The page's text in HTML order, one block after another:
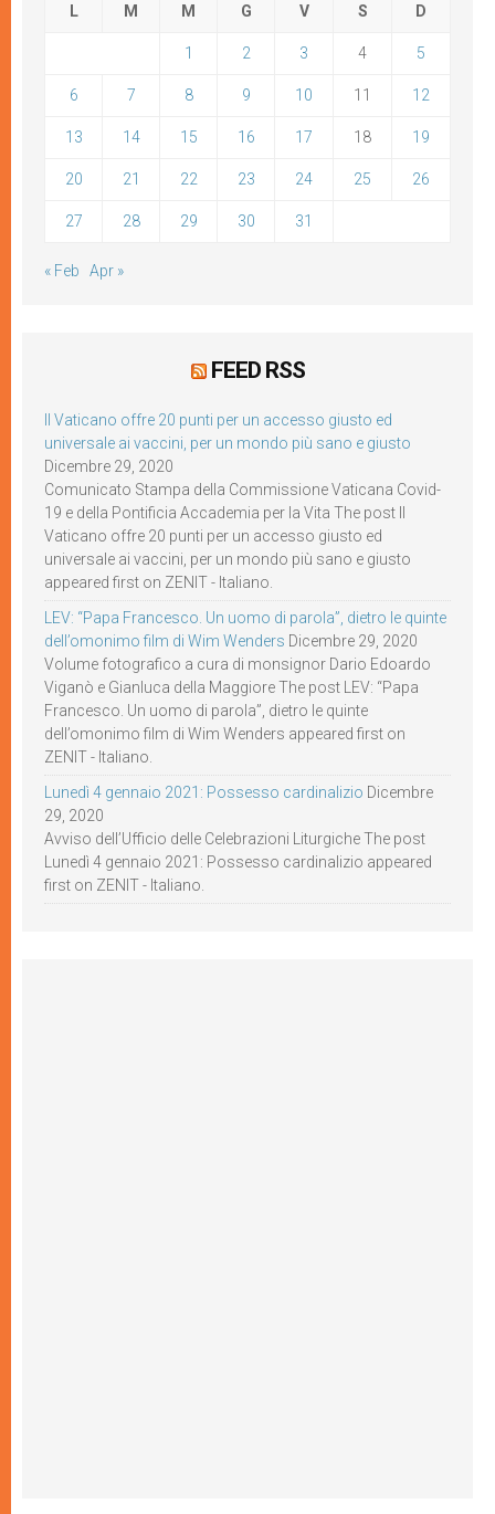
L M M G V S D
1 2 3 4 5
6 7 8 9 10 11 12
13 14 15 16 17 18 19
20 21 22 23 24 25 26
27 28 29 30 31
« Feb Apr »
FEED RSS
Il Vaticano offre 20 punti per un accesso giusto ed
universale ai vaccini, per un mondo più sano e giusto
Dicembre 29, 2020
Comunicato Stampa della Commissione Vaticana Covid-
19 e della Pontificia Accademia per la Vita The post Il
Vaticano offre 20 punti per un accesso giusto ed
universale ai vaccini, per un mondo più sano e giusto
appeared first on ZENIT - Italiano.
LEV: “Papa Francesco. Un uomo di parola”, dietro le quinte
dell’omonimo film di Wim Wenders Dicembre 29, 2020
Volume fotografico a cura di monsignor Dario Edoardo
Viganò e Gianluca della Maggiore The post LEV: “Papa
Francesco. Un uomo di parola”, dietro le quinte
dell’omonimo film di Wim Wenders appeared first on
ZENIT - Italiano.
Lunedì 4 gennaio 2021: Possesso cardinalizio Dicembre
29, 2020
Avviso dell’Ufficio delle Celebrazioni Liturgiche The post
Lunedì 4 gennaio 2021: Possesso cardinalizio appeared
first on ZENIT - Italiano.